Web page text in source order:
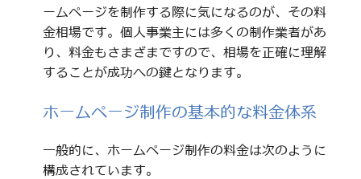
ームページを制作する際に気になるのが、その料
金相場です。個人事業主には多くの制作業者があ
り、料金もさまざまですので、相場を正確に理解
することが成功への鍵となります。
ホームページ制作の基本的な料金体系
一般的に、ホームページ制作の料金は次のように
構成されています。